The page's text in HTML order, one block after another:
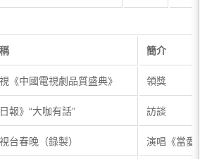
簡介
《中國電視劇品質盛典》 領獎
報》“大咖有話” 訪談
台春晚（錄製） 演唱《當愛